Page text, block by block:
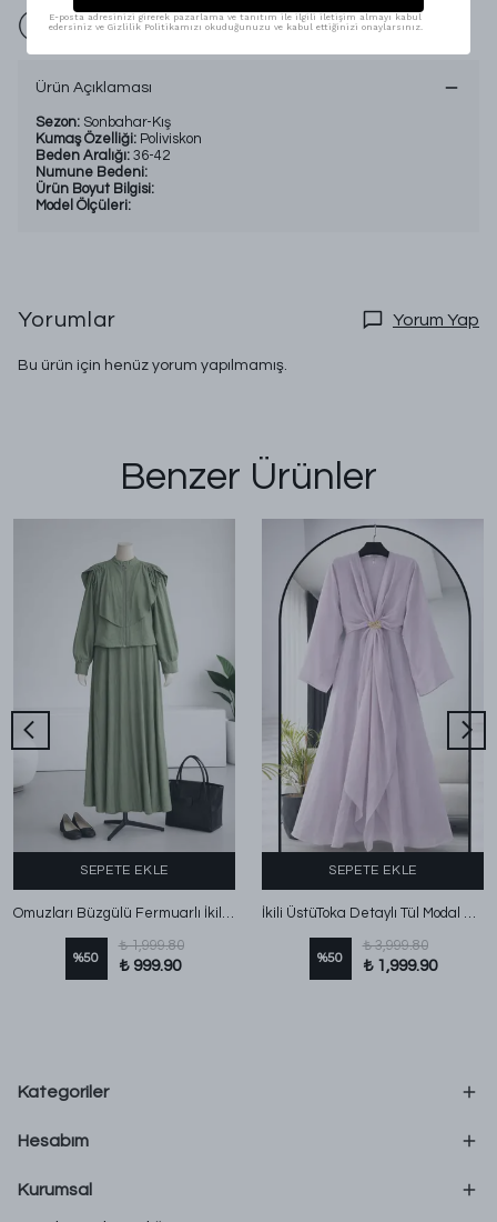
İade Garantisi
Ürün Açıklaması
Sezon: Sonbahar-Kış
Kumaş Özelliği: Poliviskon
Beden Aralığı: 36-42
Numune Bedeni:
Ürün Boyut Bilgisi:
Model Ölçüleri:
Yorumlar Yorum Yap
Bu ürün için henüz yorum yapılmamış.
Benzer Ürünler
SEPETE EKLE
Omuzları Büzgülü Fermuarlı İkili Elbise Yeşil
%50
₺ 1,999.80
₺ 999.90
SEPETE EKLE
İkili ÜstüToka Detaylı Tül Modal Elbise Lila
%50
₺ 3,999.80
₺ 1,999.90
Kategoriler
Hesabım
Kurumsal
E-posta adresinizi girerek pazarlama ve tanıtım ile ilgili iletişim almayı kabul
edersiniz ve Gizlilik Politikamızı okuduğunuzu ve kabul ettiğinizi onaylarsınız.